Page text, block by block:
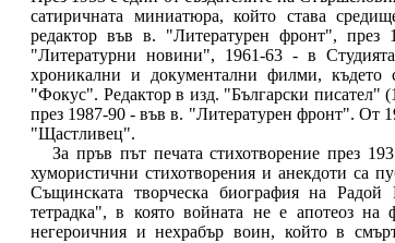
сатиричната миниатюра, който става
редактор във в. "Литературен фронт",
"Литературни новини", 1961-63 - в
хроникални и документални филми, където
"Фокус". Редактор в изд. "Български писател"
през 1987-90 - във в. "Литературен фронт". От
"Щастливец".
За пръв път печата стихотворение през
хумористични стихотворения и анекдоти са
Същинската творческа биография на
тетрадка", в която войната не е апотеоз
негероичния и нехрабър воин, който в